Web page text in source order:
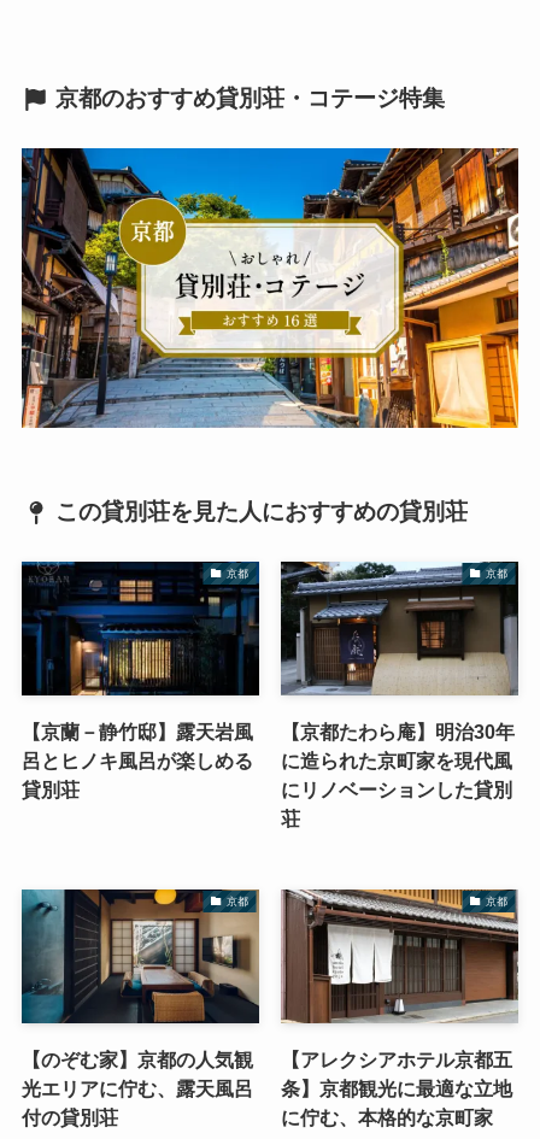
京都のおすすめ貸別荘・コテージ特集
この貸別荘を見た人におすすめの貸別荘
京都
【京蘭－静竹邸】露天岩風
呂とヒノキ風呂が楽しめる
貸別荘
京都
【京都たわら庵】明治30年
に造られた京町家を現代風
にリノベーションした貸別
荘
京都
【のぞむ家】京都の人気観
光エリアに佇む、露天風呂
付の貸別荘
京都
【アレクシアホテル京都五
条】京都観光に最適な立地
に佇む、本格的な京町家